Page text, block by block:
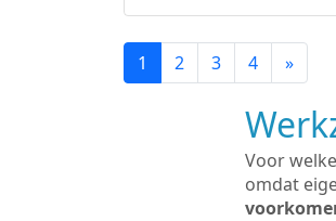
1 2 3 4 »
Voor
omdat